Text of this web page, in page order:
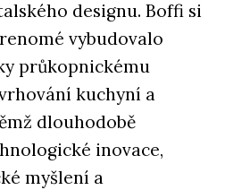
designu. Boffi si
vybudovalo
průkopnickému
kuchyní a
dlouhodobě
inovace,
myšlení a